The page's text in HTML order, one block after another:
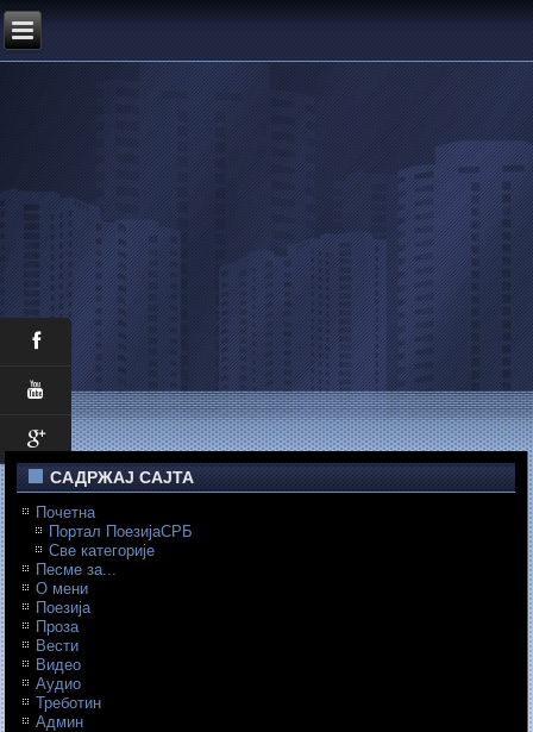
САДРЖАЈ САЈТА
Почетна
Портал ПоезијаСРБ
Све категорије
Песме за...
О мени
Поезија
Проза
Вести
Видео
Аудио
Треботин
Админ